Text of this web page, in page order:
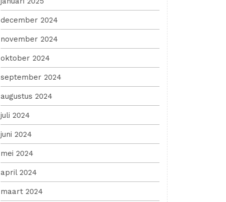
december 2024
november 2024
oktober 2024
september 2024
augustus 2024
juli 2024
juni 2024
mei 2024
april 2024
maart 2024